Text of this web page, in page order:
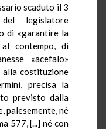
scaduto il 3
legislatore
di «garantire la
contempo, di
«acefalo»
costituzione
precisa la
previsto dalla
palesemente, né
577, [...] né con